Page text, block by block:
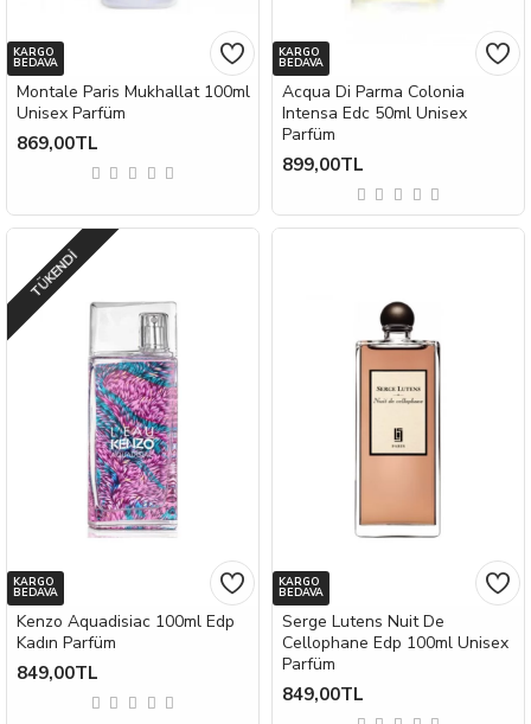
KARGO
BEDAVA
Montale Paris Mukhallat 100ml
Unisex Parfüm
869,00TL
KARGO
BEDAVA
Acqua Di Parma Colonia
Intensa Edc 50ml Unisex
Parfüm
899,00TL
KARGO
BEDAVA
TÜKENDI
Kenzo Aquadisiac 100ml Edp
Kadın Parfüm
849,00TL
KARGO
BEDAVA
Serge Lutens Nuit De
Cellophane Edp 100ml Unisex
Parfüm
849,00TL